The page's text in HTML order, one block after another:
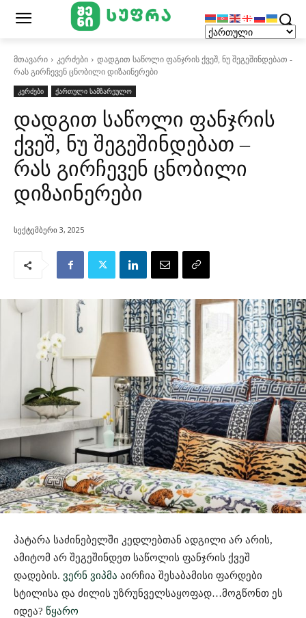
მთავარი კერძები
დადგით საწოლი ფანჯრის ქვეშ, ნუ შეგეშინდებათ -
რას გირჩევენ ცნობილი დიზაინერები
კერძები
ქართული სამზარეულო
დადგით საწოლი ფანჯრის
ქვეშ, ნუ შეგეშინდებათ –
რას გირჩევენ ცნობილი
დიზაინერები
სექტემბერი 3, 2025
პატარა საძინებელში კედლებთან ადგილი არ არის,
ამიტომ არ შეგეშინდეთ საწოლის ფანჯრის ქვეშ
დადების. ვერნ ვიპმა აირჩია შესაბამისი ფარდები
სტილისა და ძილის უზრუნველსაყოფად…მოგწონთ ეს
იდეა? წყარო